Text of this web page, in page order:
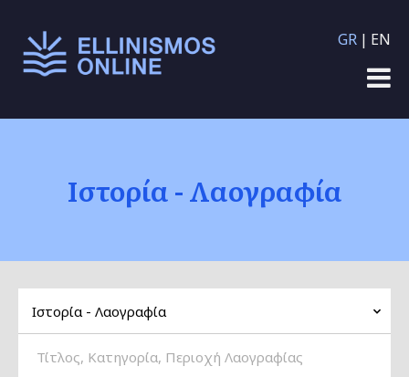
κυρίως περιεχόμενο
GR EN
Ιστορία - Λαογραφία